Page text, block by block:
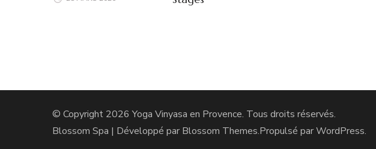
© Copyright 2026Yoga Vinyasa en Provence. Tous droits réservés.
Blossom Spa | Développé par Blossom Themes.Propulsé parWordPress.